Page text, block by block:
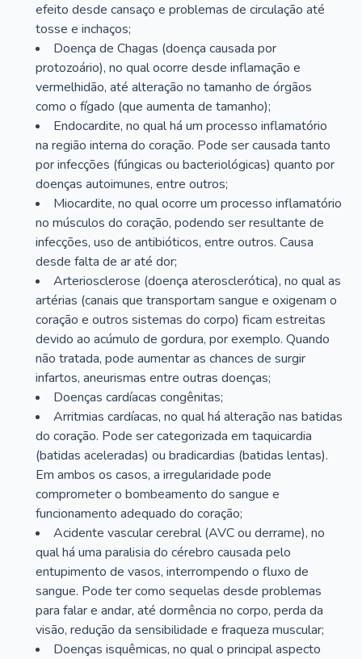
efeito desde cansaço e problemas de circulação até
tosse e inchaços;
Doença de Chagas (doença causada por
protozoário), no qual ocorre desde inflamação e
vermelhidão, até alteração no tamanho de órgãos
como o fígado (que aumenta de tamanho);
Endocardite, no qual há um processo inflamatório
na região interna do coração. Pode ser causada tanto
por infecções (fúngicas ou bacteriológicas) quanto por
doenças autoimunes, entre outros;
Miocardite, no qual ocorre um processo inflamatório
no músculos do coração, podendo ser resultante de
infecções, uso de antibióticos, entre outros. Causa
desde falta de ar até dor;
Arteriosclerose (doença aterosclerótica), no qual as
artérias (canais que transportam sangue e oxigenam o
coração e outros sistemas do corpo) ficam estreitas
devido ao acúmulo de gordura, por exemplo. Quando
não tratada, pode aumentar as chances de surgir
infartos, aneurismas entre outras doenças;
Doenças cardíacas congênitas;
Arritmias cardíacas, no qual há alteração nas batidas
do coração. Pode ser categorizada em taquicardia
(batidas aceleradas) ou bradicardias (batidas lentas).
Em ambos os casos, a irregularidade pode
comprometer o bombeamento do sangue e
funcionamento adequado do coração;
Acidente vascular cerebral (AVC ou derrame), no
qual há uma paralisia do cérebro causada pelo
entupimento de vasos, interrompendo o fluxo de
sangue. Pode ter como sequelas desde problemas
para falar e andar, até dormência no corpo, perda da
visão, redução da sensibilidade e fraqueza muscular;
Doenças isquêmicas, no qual o principal aspecto